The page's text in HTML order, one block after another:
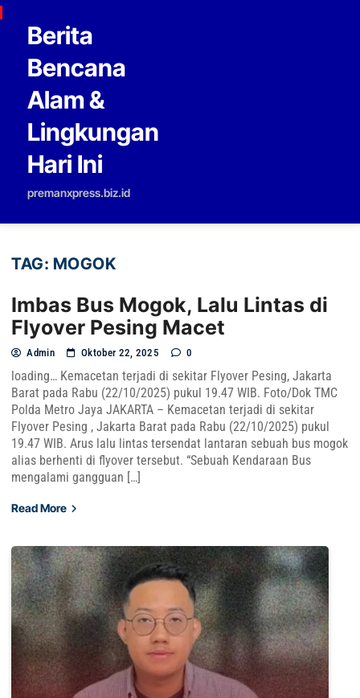
Skip to content
Berita
Bencana
Alam &
Lingkungan
Hari Ini
premanxpress.biz.id
TAG: MOGOK
Imbas Bus Mogok, Lalu Lintas di
Flyover Pesing Macet
Admin Oktober 22, 2025 0
loading… Kemacetan terjadi di sekitar Flyover Pesing, Jakarta
Barat pada Rabu (22/10/2025) pukul 19.47 WIB. Foto/Dok TMC
Polda Metro Jaya JAKARTA – Kemacetan terjadi di sekitar
Flyover Pesing , Jakarta Barat pada Rabu (22/10/2025) pukul
19.47 WIB. Arus lalu lintas tersendat lantaran sebuah bus mogok
alias berhenti di flyover tersebut. “Sebuah Kendaraan Bus
mengalami gangguan […]
Read More